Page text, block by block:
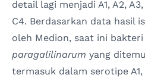
detail lagi menjadi A1, A2, A3,
C4. Berdasarkan data hasil
oleh Medion, saat ini
paragalilinarum yang
termasuk dalam serotipe A1,